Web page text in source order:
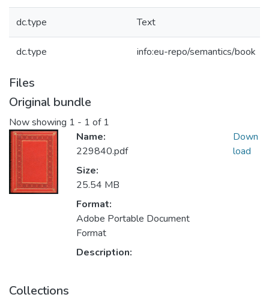
dc.type Text
dc.type info:eu-repo/semantics/book
Files
Original bundle
Now showing 1 - 1 of 1
Name:
229840.pdf
Size:
25.54 MB
Format:
Adobe Portable Document
Format
Description:
Down
load
Collections